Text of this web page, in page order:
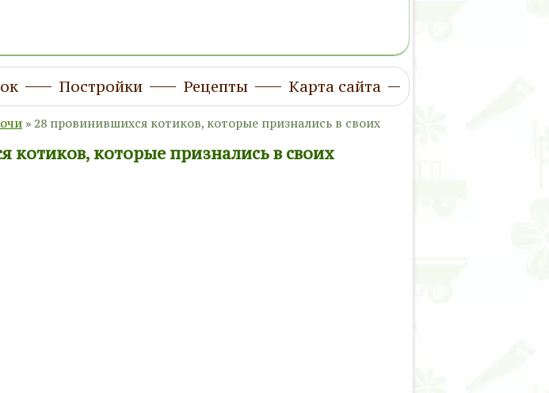
Постройки Рецепты Карта сайта
» 28 провинившихся котиков, которые признались в своих
котиков, которые признались в своих